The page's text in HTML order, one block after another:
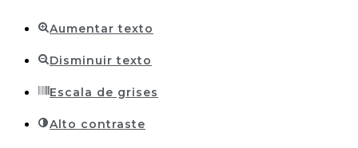
herramientas
Aumentar texto
Disminuir texto
Escala de grises
Alto contraste